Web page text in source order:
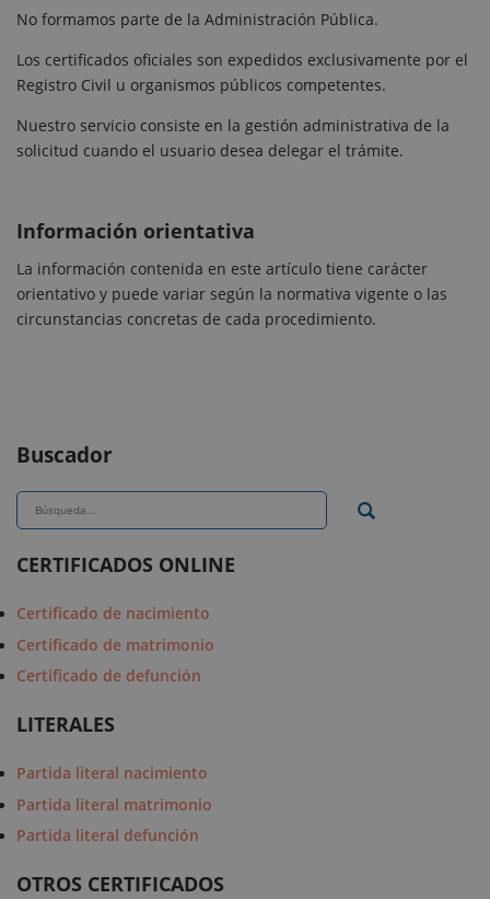
No formamos parte de la Administración Pública.
Los certificados oficiales son expedidos exclusivamente por el
Registro Civil u organismos públicos competentes.
Nuestro servicio consiste en la gestión administrativa de la
solicitud cuando el usuario desea delegar el trámite.
Información orientativa
La información contenida en este artículo tiene carácter
orientativo y puede variar según la normativa vigente o las
circunstancias concretas de cada procedimiento.
Buscador
CERTIFICADOS ONLINE
Certificado de nacimiento
Certificado de matrimonio
Certificado de defunción
LITERALES
Partida literal nacimiento
Partida literal matrimonio
Partida literal defunción
OTROS CERTIFICADOS